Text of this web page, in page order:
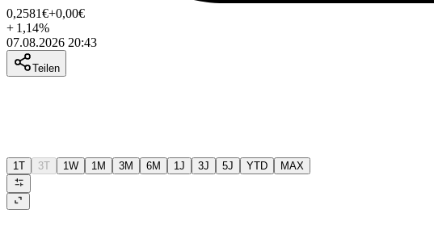
0,2581€+0,00€
+ 1,14%
07.08.2026 20:43
Teilen
1T 3T 1W 1M 3M 6M 1J 3J 5J YTD MAX